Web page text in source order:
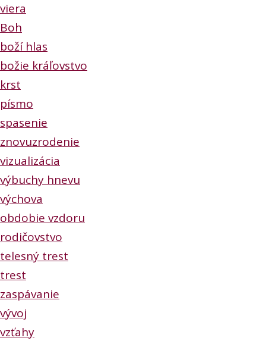
viera
Boh
boží hlas
božie kráľovstvo
krst
písmo
spasenie
znovuzrodenie
vizualizácia
výbuchy hnevu
výchova
obdobie vzdoru
rodičovstvo
telesný trest
trest
zaspávanie
vývoj
vzťahy